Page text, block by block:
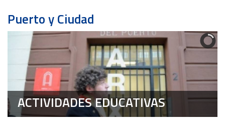
Puerto y Ciudad
ACTIVIDADES EDUCATIVAS